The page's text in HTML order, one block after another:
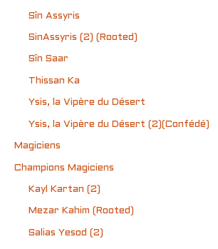
Sîn Assyris
SinAssyris (2) (Rooted)
Sîn Saar
Thissan Ka
Ysis, la Vipère du Désert
Ysis, la Vipère du Désert (2)(Confédé)
Magiciens
Champions Magiciens
Kayl Kartan (2)
Mezar Kahim (Rooted)
Salias Yesod (2)